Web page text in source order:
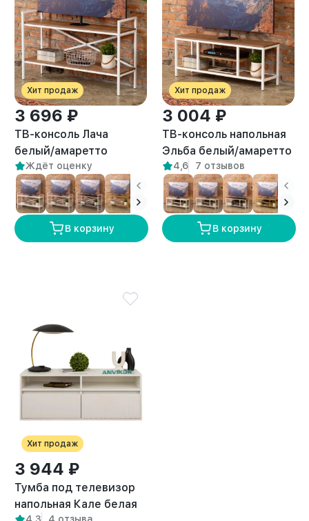
Хит продаж
3 696 ₽
ТВ-консоль Лача
белый/амаретто
Ждёт оценку
В корзину
Хит продаж
3 004 ₽
ТВ-консоль напольная
Эльба белый/амаретто
4,6 7 отзывов
В корзину
Хит продаж
3 944 ₽
Тумба под телевизор
напольная Кале белая